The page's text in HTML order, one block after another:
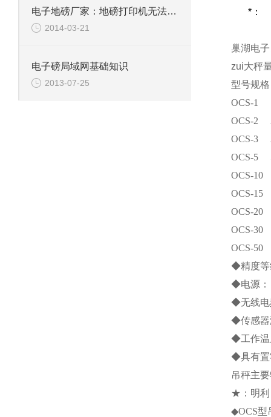
电子地磅厂家：地磅打印机无法打印解决方法
2014-03-21
电子磅局域网基础知识
2013-07-25
*：
巢湖电
zui大秤
型号规格
OCS-1
OCS-2
OCS-3
OCS-5
OCS-10
OCS-15
OCS-20
OCS-30
OCS-50
◆精度等
◆电源：
◆无线电
◆传感器
◆工作温
◆具有置
吊秤主
★：明利
◆OCS型